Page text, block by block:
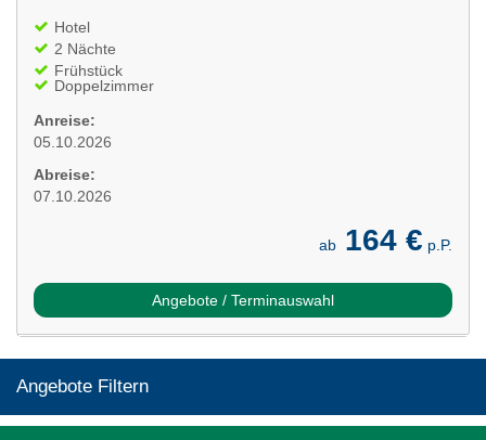
Hotel
2 Nächte
Frühstück
Doppelzimmer
Anreise:
05.10.2026
Abreise:
07.10.2026
ab 164 € p.P.
Angebote / Terminauswahl
Angebote Filtern